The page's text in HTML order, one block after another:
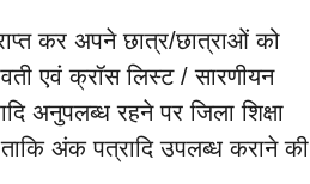
कर अपने छात्र/छात्राओं को
एवं क्रॉस लिस्ट / सारणीयन
अनुपलब्ध रहने पर जिला शिक्षा
अंक पत्रादि उपलब्ध कराने की